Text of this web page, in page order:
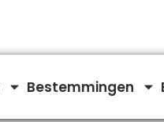
Bestemmingen